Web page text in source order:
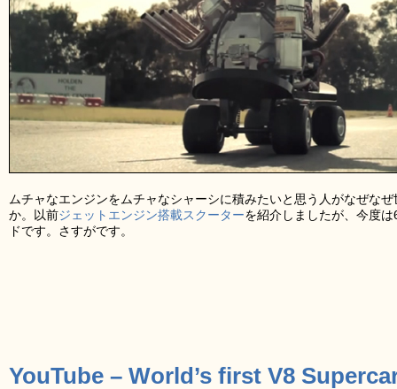
ムチャなエンジンをムチャなシャーシに積みたいと思う人がなぜな
か。以前ジェットエンジン搭載スクーターを紹介しましたが、今度
ドです。さすがです。
YouTube – World’s first V8